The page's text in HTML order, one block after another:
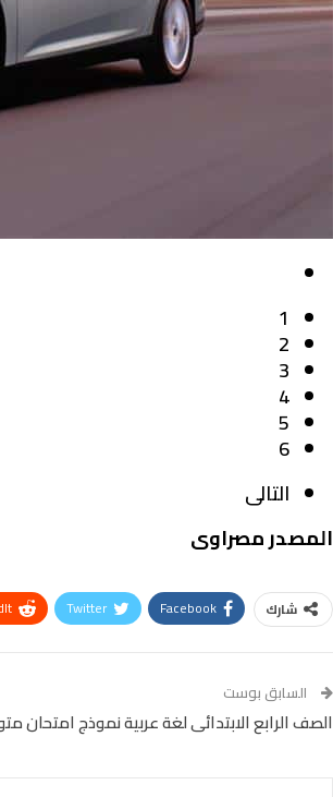
1
2
3
4
5
6
التالى
المصدر مصراوى
شارك Facebook
Twitter
السابق بوست
الصف الرابع الابتدائى لغة عربية نموذج